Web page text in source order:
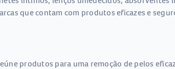
que contam com produtos eficazes e
produtos para uma remoção de pelos